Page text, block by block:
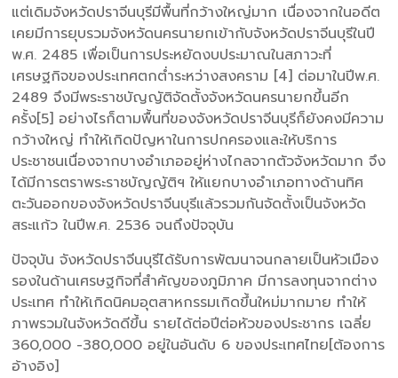
แต่เดิมจังหวัดปราจีนบุรีมีพื้นที่กว้างใหญ่มาก เนื่องจากในอดีต
เคยมีการยุบรวมจังหวัดนครนายกเข้ากับจังหวัดปราจีนบุรีในปี
พ.ศ. 2485 เพื่อเป็นการประหยัดงบประมาณในสภาวะที่
เศรษฐกิจของประเทศตกต่ำระหว่างสงคราม [4] ต่อมาในปีพ.ศ.
2489 จึงมีพระราชบัญญัติจัดตั้งจังหวัดนครนายกขึ้นอีก
ครั้ง[5] อย่างไรก็ตามพื้นที่ของจังหวัดปราจีนบุรีก็ยังคงมีความ
กว้างใหญ่ ทำให้เกิดปัญหาในการปกครองและให้บริการ
ประชาชนเนื่องจากบางอำเภออยู่ห่างไกลจากตัวจังหวัดมาก จึง
ได้มีการตราพระราชบัญญัติฯ ให้แยกบางอำเภอทางด้านทิศ
ตะวันออกของจังหวัดปราจีนบุรีแล้วรวมกันจัดตั้งเป็นจังหวัด
สระแก้ว ในปีพ.ศ. 2536 จนถึงปัจจุบัน
ปัจจุบัน จังหวัดปราจีนบุรีได้รับการพัฒนาจนกลายเป็นหัวเมือง
รองในด้านเศรษฐกิจที่สำคัญของภูมิภาค มีการลงทุนจากต่าง
ประเทศ ทำให้เกิดนิคมอุตสาหกรรมเกิดขึ้นใหม่มากมาย ทำให้
ภาพรวมในจังหวัดดีขึ้น รายได้ต่อปีต่อหัวของประชากร เฉลี่ย
360,000 -380,000 อยู่ในอันดับ 6 ของประเทศไทย[ต้องการ
อ้างอิง]